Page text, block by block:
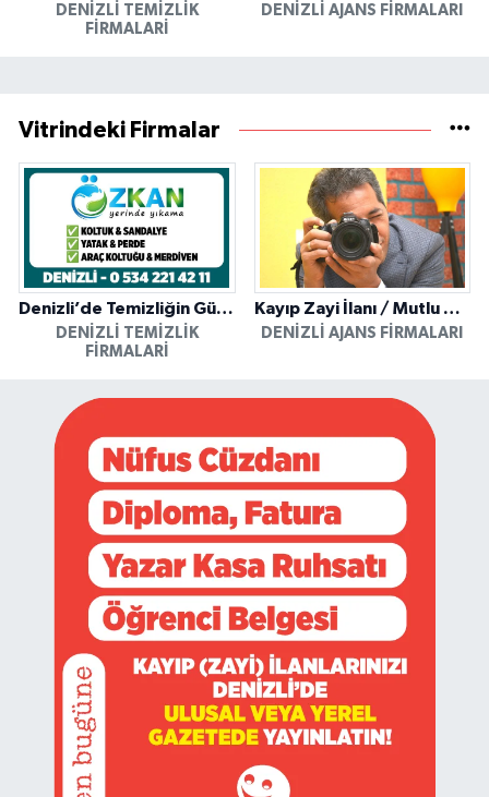
DENIZLI TEMIZLIK
FIRMALARI
DENIZLI AJANS FIRMALARI
Vitrindeki Firmalar
Denizli’de Temizliğin Güvenilir Adresi: Özkan Yerinde Yıkama
DENIZLI TEMIZLIK
FIRMALARI
Kayıp Zayi İlanı / Mutlu Ajans / Denizli
DENIZLI AJANS FIRMALARI